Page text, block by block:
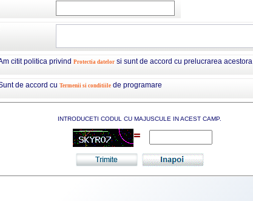
citit politica privind Protectia datelor si sunt de accord cu prelucrarea acestora
de accord cu Termenii si conditiile de programare
INTRODUCETI CODUL CU MAJUSCULE IN ACEST CAMP.
=